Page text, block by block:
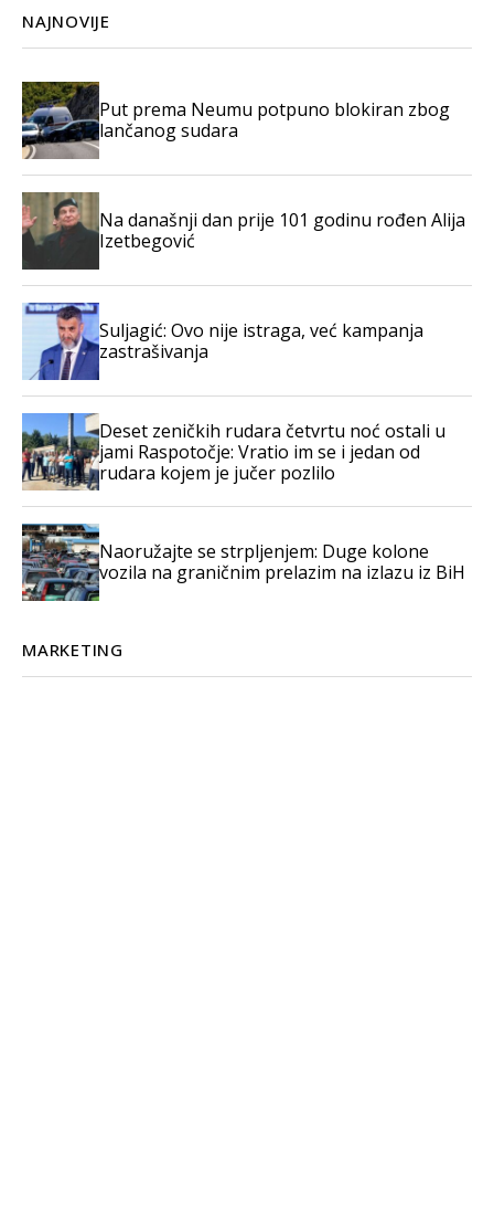
NAJNOVIJE
Put prema Neumu potpuno blokiran zbog
lančanog sudara
Na današnji dan prije 101 godinu rođen Alija
Izetbegović
Suljagić: Ovo nije istraga, već kampanja
zastrašivanja
Deset zeničkih rudara četvrtu noć ostali u
jami Raspotočje: Vratio im se i jedan od
rudara kojem je jučer pozlilo
Naoružajte se strpljenjem: Duge kolone
vozila na graničnim prelazim na izlazu iz BiH
MARKETING